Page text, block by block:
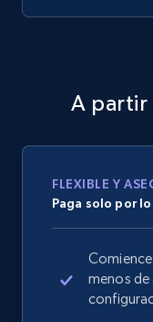
A
FLEXIBLE Y
Paga solo por
menos